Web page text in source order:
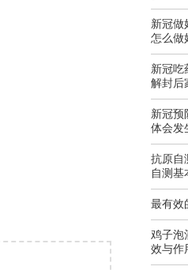
新冠做
怎么做
新冠吃
解封后
新冠预
体会发
抗原自
自测基
最有效
鸡子泡
效与作